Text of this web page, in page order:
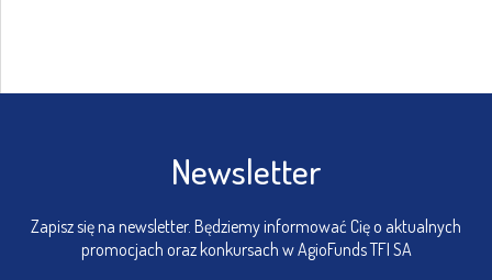
Newsletter
Zapisz się na newsletter. Będziemy informować Cię o aktualnych
promocjach oraz konkursach w AgioFunds TFI SA